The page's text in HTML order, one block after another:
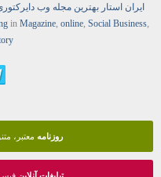
ایران استار بهترین مجله وب
in Magazine, online, Social Business,
روزنامه معتبر،